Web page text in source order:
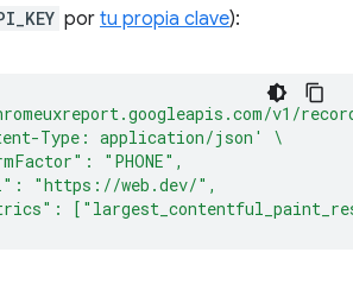
por tu propia clave):
v1/
Type: application/json'
\
"PHONE",
"https://web.dev/",